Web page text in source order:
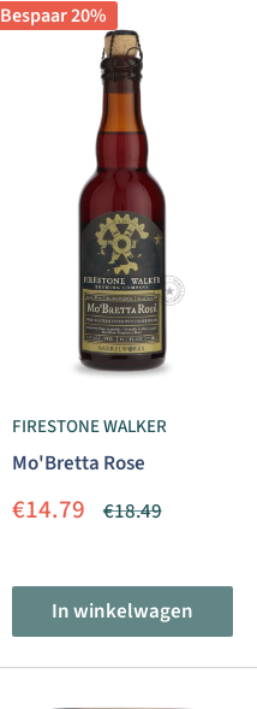
Bespaar 20%
FIRESTONE WALKER
Mo'Bretta Rose
Aanbiedingsprijs
€14.79 Normale
€18.49
In winkelwagen